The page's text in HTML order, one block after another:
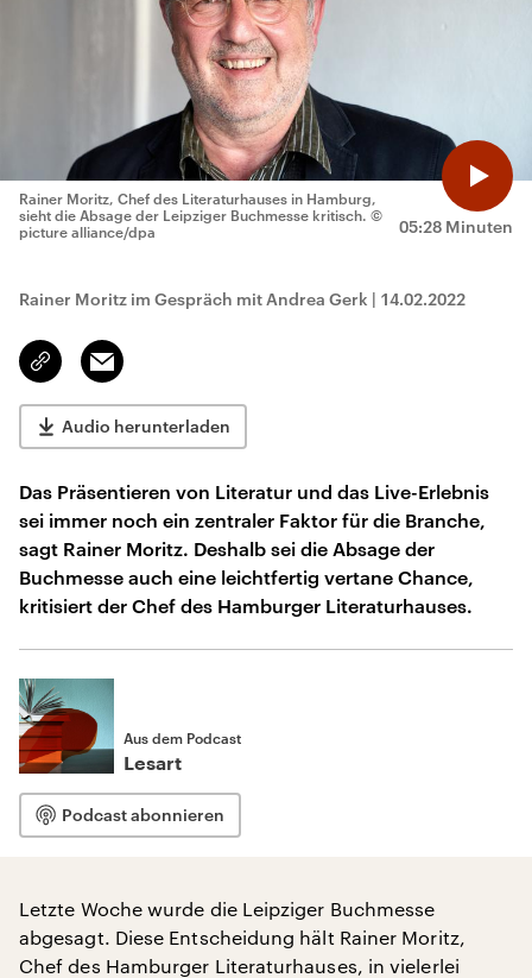
05:28 Minuten
Rainer Moritz, Chef des Literaturhauses in Hamburg,
sieht die Absage der Leipziger Buchmesse kritisch. ©
picture alliance/dpa
Rainer Moritz im Gespräch mit Andrea Gerk | 14.02.2022
Link
kopieren/teilen
Email
Audio herunterladen
Das Präsentieren von Literatur und das Live-Erlebnis
sei immer noch ein zentraler Faktor für die Branche,
sagt Rainer Moritz. Deshalb sei die Absage der
Buchmesse auch eine leichtfertig vertane Chance,
kritisiert der Chef des Hamburger Literaturhauses.
Aus dem Podcast
Lesart
Podcast abonnieren
Letzte Woche wurde die Leipziger Buchmesse
abgesagt. Diese Entscheidung hält Rainer Moritz,
Chef des Hamburger Literaturhauses, in vielerlei